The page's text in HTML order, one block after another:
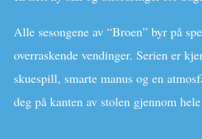
Alle sesongene av “Broen” byr på
overraskende vendinger. Serien er
skuespill, smarte manus og en
deg på kanten av stolen gjennom